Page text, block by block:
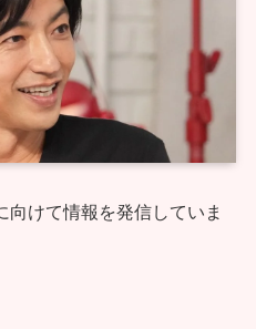
けて情報を発信していま